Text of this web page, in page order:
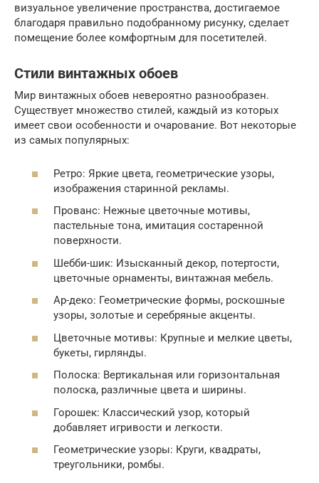
визуальное увеличение пространства, достигаемое
благодаря правильно подобранному рисунку, сделает
помещение более комфортным для посетителей.
Стили винтажных обоев
Мир винтажных обоев невероятно разнообразен.
Существует множество стилей, каждый из которых
имеет свои особенности и очарование. Вот некоторые
из самых популярных:
Ретро: Яркие цвета, геометрические узоры,
изображения старинной рекламы.
Прованс: Нежные цветочные мотивы,
пастельные тона, имитация состаренной
поверхности.
Шебби-шик: Изысканный декор, потертости,
цветочные орнаменты, винтажная мебель.
Ар-деко: Геометрические формы, роскошные
узоры, золотые и серебряные акценты.
Цветочные мотивы: Крупные и мелкие цветы,
букеты, гирлянды.
Полоска: Вертикальная или горизонтальная
полоска, различные цвета и ширины.
Горошек: Классический узор, который
добавляет игривости и легкости.
Геометрические узоры: Круги, квадраты,
треугольники, ромбы.